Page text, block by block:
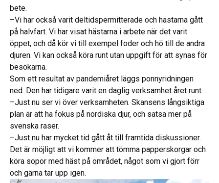
bete.
–Vi har också varit deltidspermitterade och hästarna gått
på halvfart. Vi har visat hästarna i arbete när det varit
öppet, och då kör vi till exempel foder och hö till de andra
djuren. Vi kan också köra runt utan uppgift för att synas för
besökarna.
Som ett resultat av pandemiåret läggs ponnyridningen
ned. Den har tidigare varit en daglig verksamhet året runt.
–Just nu ser vi över verksamheten. Skansens långsiktiga
plan är att ha fokus på nordiska djur, och satsa mer på
svenska raser.
–Just nu har mycket tid gått åt till framtida diskussioner.
Det är möjligt att vi kommer att tömma papperskorgar och
köra sopor med häst på området, något som vi gjort förr
och gärna tar upp igen.